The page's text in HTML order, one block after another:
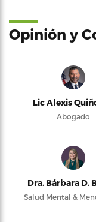
Opinión y
Lic Alexis
Abogado
Dra. Bárbara D.
Salud Mental &